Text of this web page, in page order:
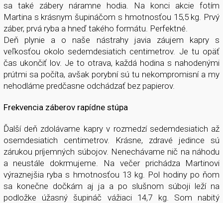
sa také zábery náramne hodia. Na konci akcie fotím
Martina s krásnym šupináčom s hmotnosťou 15,5 kg. Prvý
záber, prvá ryba a hneď takého formátu. Perfektné.
Deň plynie a o naše nástrahy javia záujem kapry s
veľkosťou okolo sedemdesiatich centimetrov. Je tu opäť
čas ukončiť lov. Je to otrava, každá hodina s nahodenými
prútmi sa počíta, avšak porybní sú tu nekompromisní a my
nehodláme predčasne odchádzať bez papierov.
Frekvencia záberov rapídne stúpa
Ďalší deň zdolávame kapry v rozmedzí sedemdesiatich až
osemdesiatich centimetrov. Krásne, zdravé jedince sú
zárukou príjemných súbojov. Nenechávame nič na náhodu
a neustále dokrmujeme. Na večer prichádza Martinovi
výraznejšia ryba s hmotnosťou 13 kg. Pol hodiny po ňom
sa konečne dočkám aj ja a po slušnom súboji leží na
podložke úžasný šupináč vážiaci 14,7 kg. Som nabitý